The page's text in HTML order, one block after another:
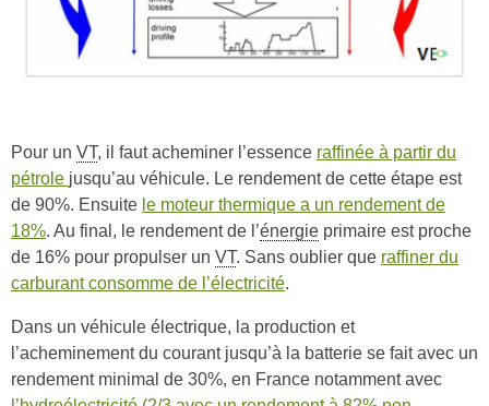
Pour un VT, il faut acheminer l’essence raffinée à partir du
pétrole jusqu’au véhicule. Le rendement de cette étape est
de 90%. Ensuite le moteur thermique a un rendement de
18%. Au final, le rendement de l’énergie primaire est proche
de 16% pour propulser un VT. Sans oublier que raffiner du
carburant consomme de l’électricité.
Dans un véhicule électrique, la production et
l’acheminement du courant jusqu’à la batterie se fait avec un
rendement minimal de 30%, en France notamment avec